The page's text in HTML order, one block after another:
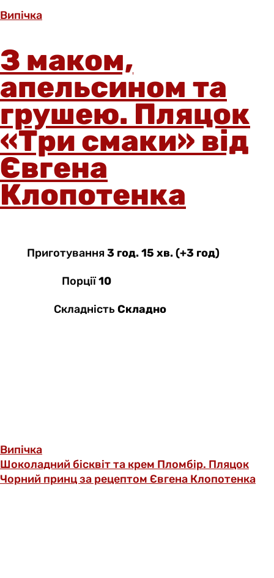
Випічка
З маком,
апельсином та
грушею. Пляцок
«Три смаки» від
Євгена
Клопотенка
Приготування3 год. 15 хв. (+3 год)
Порції10
Складність Складно
Випічка
Шоколадний бісквіт та крем Пломбір. Пляцок
Чорний принц за рецептом Євгена Клопотенка